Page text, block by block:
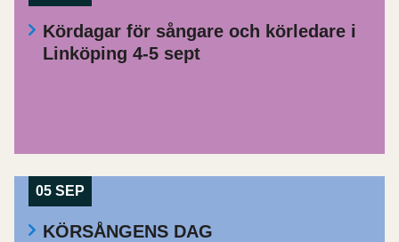
Kördagar för sångare och körledare i
Linköping 4-5 sept
05 SEP
KÖRSÅNGENS DAG